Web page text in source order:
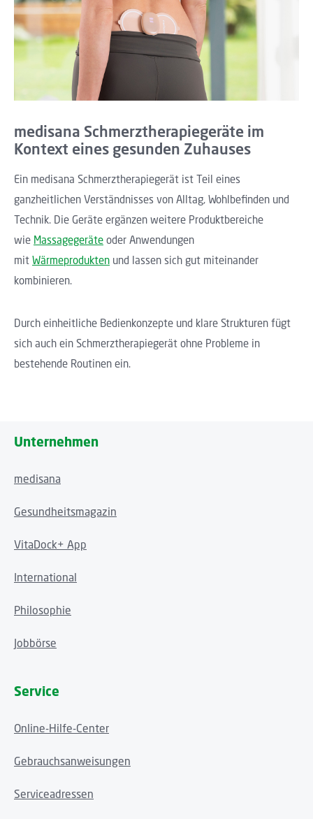
medisana Schmerztherapiegeräte im
Kontext eines gesunden Zuhauses
Ein medisana Schmerztherapiegerät ist Teil eines
ganzheitlichen Verständnisses von Alltag, Wohlbefinden und
Technik. Die Geräte ergänzen weitere Produktbereiche
wie Massagegeräte oder Anwendungen
mit Wärmeprodukten und lassen sich gut miteinander
kombinieren.
Durch einheitliche Bedienkonzepte und klare Strukturen fügt
sich auch ein Schmerztherapiegerät ohne Probleme in
bestehende Routinen ein.
Unternehmen
medisana
Gesundheitsmagazin
VitaDock+ App
International
Philosophie
Jobbörse
Service
Online-Hilfe-Center
Gebrauchsanweisungen
Serviceadressen